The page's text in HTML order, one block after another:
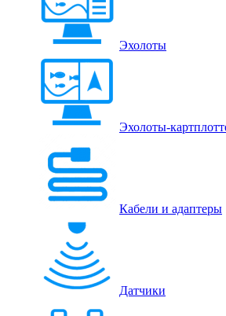
Эхолоты
Эхолоты-
Кабели и адаптеры
Датчики